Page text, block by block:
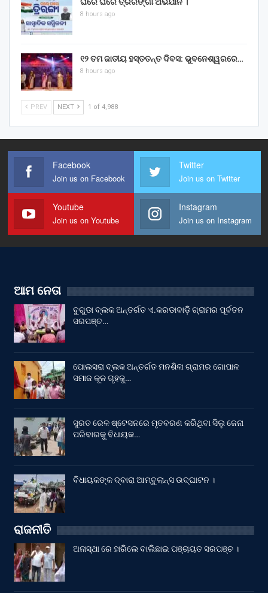
8 hours ago
୧୨ ତମ ଜାତୀୟ ହସ୍ତତନ୍ତ ଦିବସ: ଭୁବନେଶ୍ୱରରେ…
8 hours ago
PREV NEXT 1 of 4,988
Facebook
Join us on Facebook
Twitter
Join us on Twitter
Youtube
Join us on Youtube
Instagram
Join us on Instagram
ଆମ ନେତା
ବୁଗୁଡା ବ୍ଲକ ଅନ୍ତର୍ଗତ ଏ.କରଡାବାଡ଼ି ଗ୍ରାମର ପୂର୍ବତନ
ସରପଞ୍ଚ…
ପୋଲସରା ବ୍ଲକ ଅନ୍ତର୍ଗତ ମନଶିଳା ଗ୍ରାମର ଗୋପାଳ
ସମାଜ କୂଳ ଗୃହକୁ…
ସୁରତ ରେଳ ଷ୍ଟେସନରେ ମୃତବରଣ କରିଥିବା ସିଲୁ ଜେନା
ପରିବାରକୁ ବିଧାୟକ…
ବିଧାୟକଙ୍କ ଦ୍ବାରା ଆମ୍ବୁଲାନ୍ସ ଉଦ୍‌ଘାଟନ ।
ରାଜନୀତି
ଅନାସ୍ଥା ରେ ହାରିଲେ ବାଲିଛାଇ ପଞ୍ଚାୟତ ସରପଞ୍ଚ ।